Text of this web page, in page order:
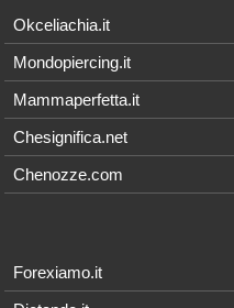
Okceliachia.it
Mondopiercing.it
Mammaperfetta.it
Chesignifica.net
Chenozze.com
Forexiamo.it